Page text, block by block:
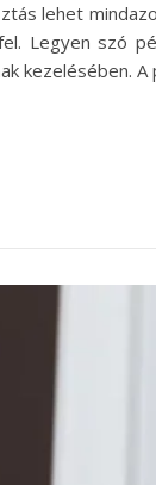
lehet
Legyen szó
kezelésében.